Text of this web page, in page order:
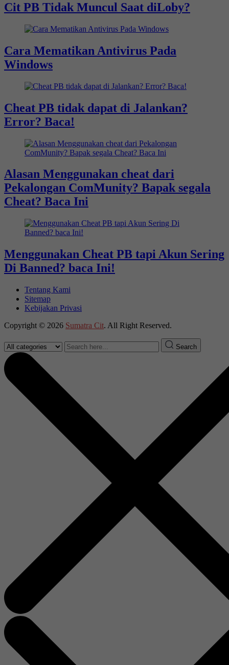
Cit PB Tidak Muncul Saat diLoby?
Cara Mematikan Antivirus Pada
Windows
Cheat PB tidak dapat di Jalankan?
Error? Baca!
Alasan Menggunakan cheat dari
Pekalongan ComMunity? Bapak segala
Cheat? Baca Ini
Menggunakan Cheat PB tapi Akun Sering
Di Banned? baca Ini!
Tentang Kami
Sitemap
Kebijakan Privasi
Copyright © 2026 Sumatra Cit. All Right Reserved.
Search